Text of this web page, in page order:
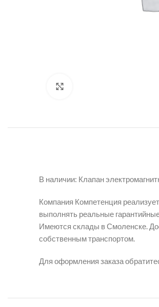
В наличии: Клапан
Компания Компетенция
выполнять реальные
Имеются склады в Смоленске.
собственным транспортом.
Для оформления заказа